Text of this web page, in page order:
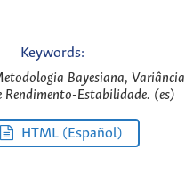
Keywords:
Bayesiana,
Rendimento-Estabilidade. (es)
HTML (Español)